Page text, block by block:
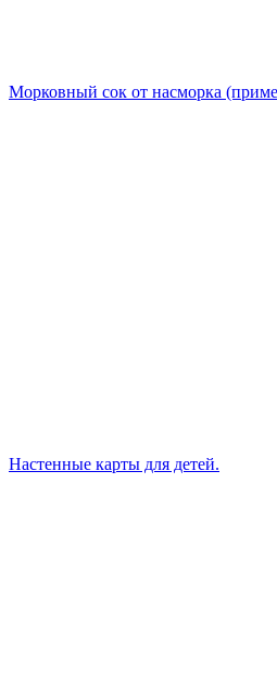
Морковный сок от насморка
Настенные карты для детей.